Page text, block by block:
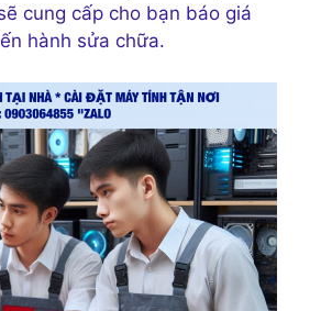
cung cấp cho bạn báo giá
hành sửa chữa.